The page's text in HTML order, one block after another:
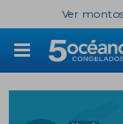
Ver
